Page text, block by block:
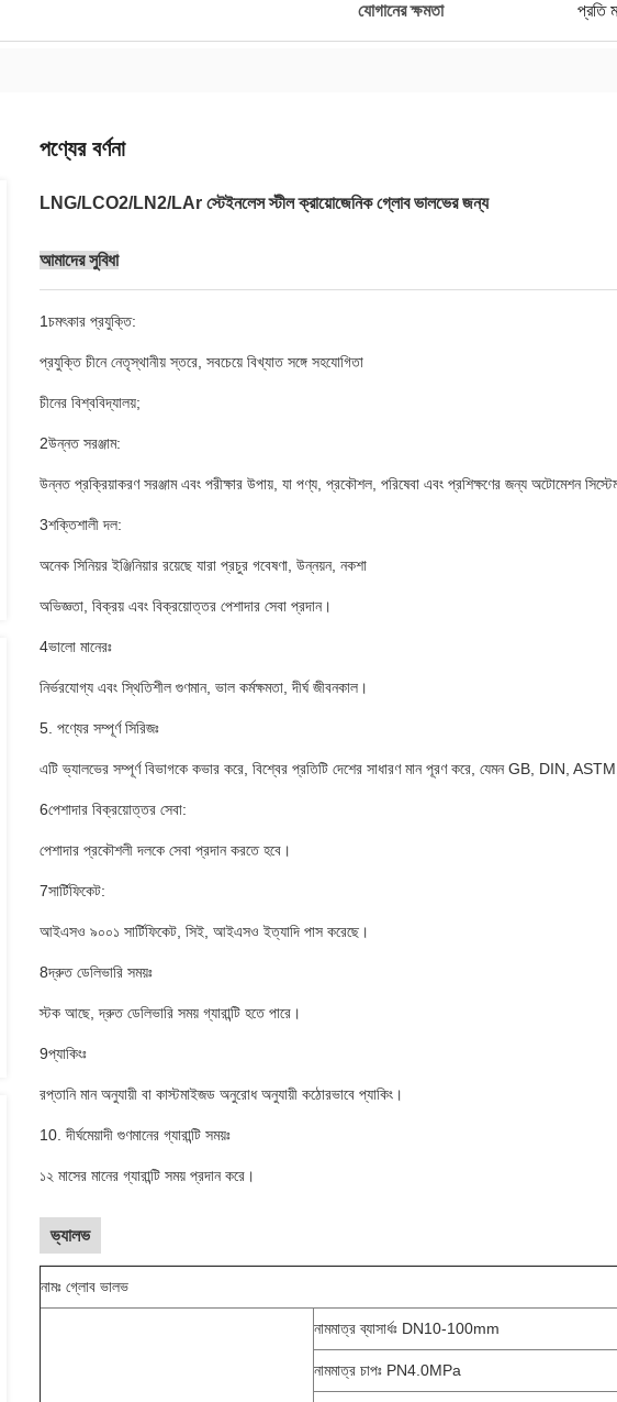
যোগানের ক্ষমতা প্রতি
পণ্যের বর্ণনা
LNG/LCO2/LN2/LAr স্টেইনলেস স্টীল ক্রায়োজেনিক গ্লোব ভালভের জন্য
আমাদের সুবিধা
1চমৎকার প্রযুক্তি:
প্রযুক্তি চীনে নেতৃস্থানীয় স্তরে, সবচেয়ে বিখ্যাত সঙ্গে সহযোগিতা
চীনের বিশ্ববিদ্যালয়;
2উন্নত সরঞ্জাম:
উন্নত প্রক্রিয়াকরণ সরঞ্জাম এবং পরীক্ষার উপায়, যা পণ্য, প্রকৌশল, পরিষেবা এবং প্রশিক্ষণের জন্য অটোমেশন
3শক্তিশালী দল:
অনেক সিনিয়র ইঞ্জিনিয়ার রয়েছে যারা প্রচুর গবেষণা, উন্নয়ন, নকশা
অভিজ্ঞতা, বিক্রয় এবং বিক্রয়োত্তর পেশাদার সেবা প্রদান।
4ভালো মানেরঃ
নির্ভরযোগ্য এবং স্থিতিশীল গুণমান, ভাল কর্মক্ষমতা, দীর্ঘ জীবনকাল।
5. পণ্যের সম্পূর্ণ সিরিজঃ
এটি ভ্যালভের সম্পূর্ণ বিভাগকে কভার করে, বিশ্বের প্রতিটি দেশের সাধারণ মান পূরণ করে, যেমন GB, DIN,
6পেশাদার বিক্রয়োত্তর সেবা:
পেশাদার প্রকৌশলী দলকে সেবা প্রদান করতে হবে।
7সার্টিফিকেট:
আইএসও ৯০০১ সার্টিফিকেট, সিই, আইএসও ইত্যাদি পাস করেছে।
8দ্রুত ডেলিভারি সময়ঃ
স্টক আছে, দ্রুত ডেলিভারি সময় গ্যারান্টি হতে পারে।
9প্যাকিংঃ
রপ্তানি মান অনুযায়ী বা কাস্টমাইজড অনুরোধ অনুযায়ী কঠোরভাবে প্যাকিং।
10. দীর্ঘমেয়াদী গুণমানের গ্যারান্টি সময়ঃ
১২ মাসের মানের গ্যারান্টি সময় প্রদান করে।
ভ্যালভ
নামঃ গ্লোব ভালভ
নামমাত্র ব্যাসার্ধঃ DN10-100mm
নামমাত্র চাপঃ PN4.0MPa